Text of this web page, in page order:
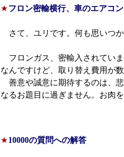
★フロン密輸横行、車のエアコ
さて、ユリです。何も思いつ
フロンガス、密輸入されてい
なんですけど、取り替え費用が
善意や誠意に期待するのは、
なるお題目に過ぎません。お肉
★10000の質問への解答